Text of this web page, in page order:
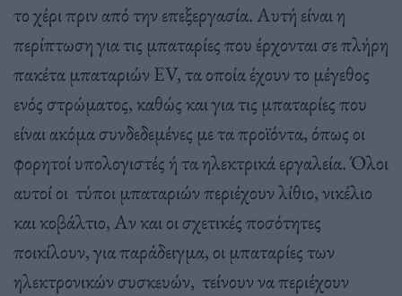
το χέρι πριν από την επεξεργασία. Αυτή είναι η
περίπτωση για τις μπαταρίες που έρχονται σε πλήρη
πακέτα μπαταριών EV, τα οποία έχουν το μέγεθος
ενός στρώματος, καθώς και για τις μπαταρίες που
είναι ακόμα συνδεδεμένες με τα προϊόντα, όπως οι
φορητοί υπολογιστές ή τα ηλεκτρικά εργαλεία. Όλοι
αυτοί οι τύποι μπαταριών περιέχουν λίθιο, νικέλιο
και κοβάλτιο, Αν και οι σχετικές ποσότητες
ποικίλουν, για παράδειγμα, οι μπαταρίες των
ηλεκτρονικών συσκευών, τείνουν να περιέχουν